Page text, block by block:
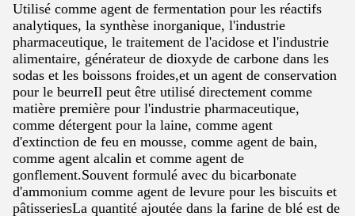
Utilisé comme agent de fermentation pour les réactifs
analytiques, la synthèse inorganique, l'industrie
pharmaceutique, le traitement de l'acidose et l'industrie
alimentaire, générateur de dioxyde de carbone dans les
sodas et les boissons froides,et un agent de conservation
pour le beurreIl peut être utilisé directement comme
matière première pour l'industrie pharmaceutique,
comme détergent pour la laine, comme agent
d'extinction de feu en mousse, comme agent de bain,
comme agent alcalin et comme agent de
gonflement.Souvent formulé avec du bicarbonate
d'ammonium comme agent de levure pour les biscuits et
pâtisseriesLa quantité ajoutée dans la farine de blé est de